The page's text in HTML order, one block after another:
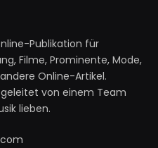
Publikation für
Filme, Prominente, Mode,
Online-Artikel.
von einem Team
lieben.